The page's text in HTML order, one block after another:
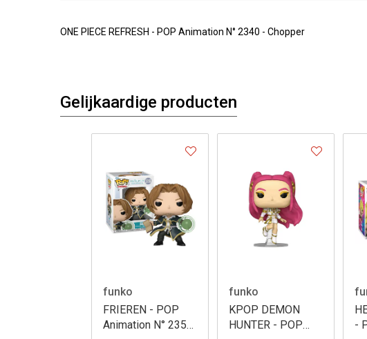
ONE PIECE REFRESH - POP Animation N° 2340 - Chopper
Gelijkaardige producten
funko
FRIEREN - POP
Animation N° 2355
funko
KPOP DEMON
HUNTER - POP
-